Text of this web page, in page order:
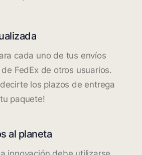
cada uno de tus envíos
FedEx de otros usuarios.
los plazos de entrega
paquete!
al planeta